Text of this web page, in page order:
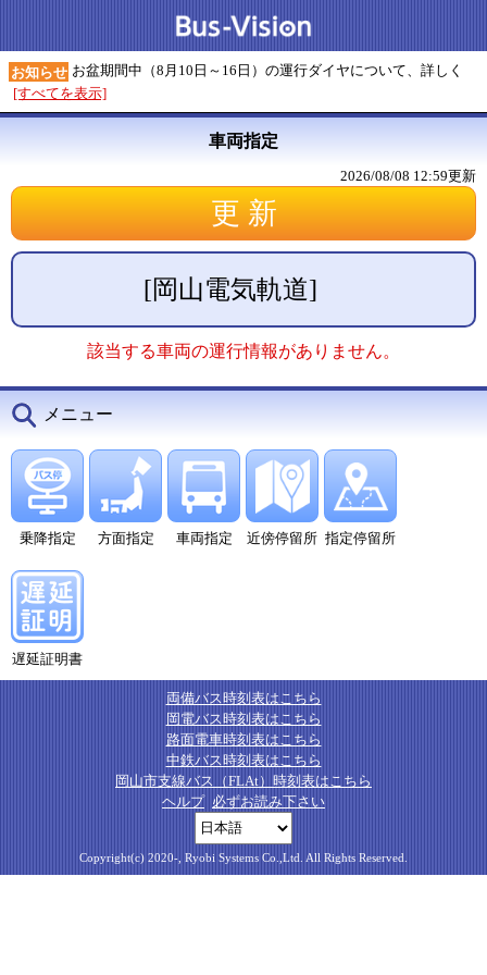
お知らせ お盆期間中（8月10日～16日）の運行ダイヤについて、詳しく
[すべてを表示]
車両指定
2026/08/08 12:59更新
[岡山電気軌道]
該当する車両の運行情報がありません。
メニュー
乗降指定 方面指定 車両指定 近傍停留所 指定停留所
遅延証明書
両備バス時刻表はこちら
岡電バス時刻表はこちら
路面電車時刻表はこちら
中鉄バス時刻表はこちら
岡山市支線バス（FLAt）時刻表はこちら
ヘルプ 必ずお読み下さい
Copyright(c) 2020-, Ryobi Systems Co.,Ltd. All Rights Reserved.